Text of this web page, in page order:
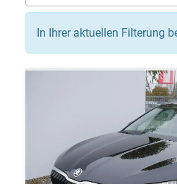
In Ihrer aktuellen Filterung